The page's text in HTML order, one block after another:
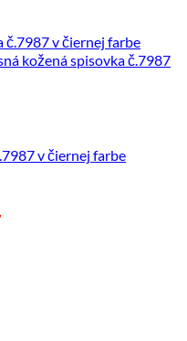
v čiernej farbe